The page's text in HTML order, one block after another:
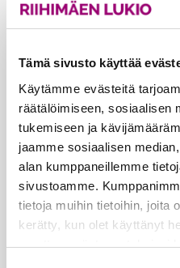
Tämä sivusto käyttää
Käytämme evästeitä
räätälöimiseen, sosiaalisen
tukemiseen ja
jaamme sosiaalisen
alan kumppaneillemme
sivustoamme.
tietoja muihin tietoihin, joita
kerätty, kun olet käyttänyt
muuttaa evästeasetuksiesi
Lähetä laskut
verkkolaskuosoitteeseen.
Kaupunki ei vastaanota
Verkkolaskutusosoite/
003701525634694
Verkkolaskuoperaattori